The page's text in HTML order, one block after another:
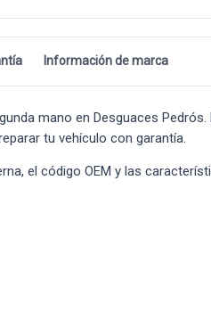
Información de marca
mano en Desguaces Pedrós.
tu vehículo con garantía.
el código OEM y las